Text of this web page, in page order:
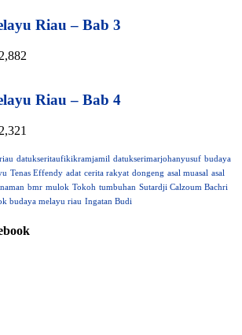
Riau – Bab 3
Riau – Bab 4
datukseritaufikikramjamil datukserimarjohanyusuf budaya
Tenas Effendy adat cerita rakyat dongeng asal muasal asal
bmr mulok Tokoh tumbuhan Sutardji Calzoum Bachri
budaya melayu riau Ingatan Budi